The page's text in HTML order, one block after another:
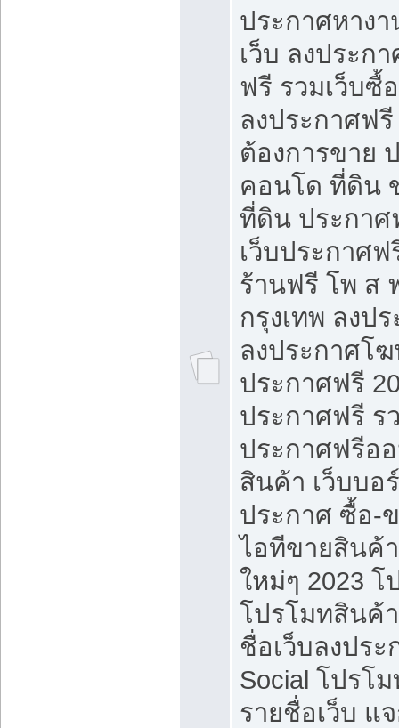
ประกาศหาง
เว็บ ลงประก
ฟรี รวมเว็บซื้
ลงประกาศฟ
ต้องการขาย
คอนโด ที่ดิน
ที่ดิน ประกา
เว็บประกาศ
ร้านฟรี โพ ส
กรุงเทพ ลงป
ลงประกาศโ
ประกาศฟรี
ประกาศฟรี ร
ประกาศฟรีอ
สินค้า เว็บบอ
ประกาศ ซื้อ-
ไอทีขายสินค้
ใหม่ๆ 2023
โปรโมทสินค้
ชื่อเว็บลงปร
Social โปรโ
รายชื่อเว็บ แ